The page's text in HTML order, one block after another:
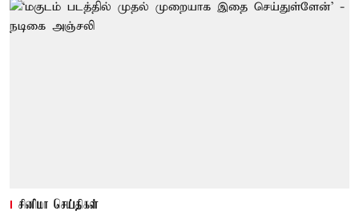
சினிமா செய்திகள்